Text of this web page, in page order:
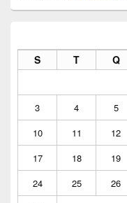
barra
lateralS T Q
3
4 5
10
11 12
17
18 19
24
25 26